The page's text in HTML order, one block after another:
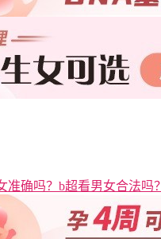
准确吗？b超看男女合法吗？